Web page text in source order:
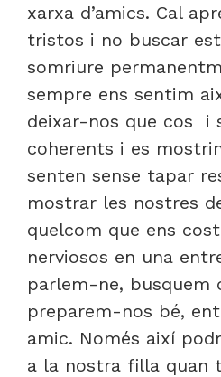
xarxa d’amics. Cal
tristos i no buscar
somriure
sempre ens sentim
deixar-nos que cos i
coherents i es
senten sense tapar
mostrar les nostres
quelcom que ens
nerviosos en una
parlem-ne, busquem
preparem-nos bé,
amic. Només així
a la nostra filla quan